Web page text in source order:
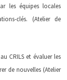
les équipes locales
clés. (Atelier de
CRILS et évaluer les
de nouvelles (Atelier